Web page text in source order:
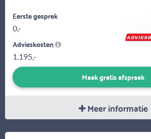
Eerste gesprek
0,-
Advieskosten
1.195,-
Maak gratis afspraak
Meer informatie